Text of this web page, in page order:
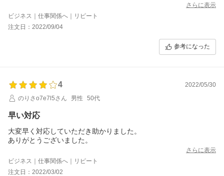
さらに表示
ビジネス｜仕事関係へ｜リピート
注文日：2022/09/04
参考になった
4
2022/05/30
のりさo7e7l5さん
男性 50代
早い対応
大変早く対応していただき助かりました。
ありがとうございました。
さらに表示
ビジネス｜仕事関係へ｜リピート
注文日：2022/03/02